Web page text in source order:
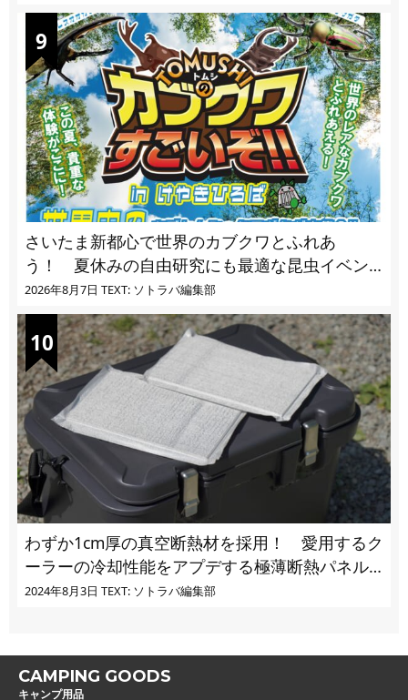
さいたま新都心で世界のカブクワとふれあ
う！ 夏休みの自由研究にも最適な昆虫イベン
ト
2026年8月7日 TEXT: ソトラバ編集部
わずか1cm厚の真空断熱材を採用！ 愛用するク
ーラーの冷却性能をアプデする極薄断熱パネル
の実力とは
2024年8月3日 TEXT: ソトラバ編集部
CAMPING GOODS
キャンプ用品